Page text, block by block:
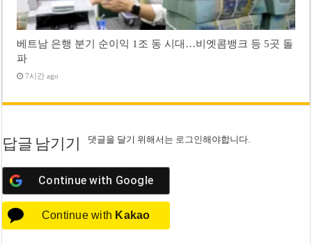
베트남 은행 분기 순이익 1조 동 시대…비엣콤뱅크 등 5곳 돌
파
7시간 ago
답글 남기기 댓글을 달기 위해서는 로그인해야합니다.
Continue with Google
Continue with Kakao